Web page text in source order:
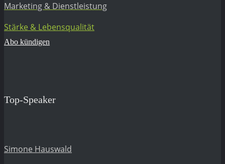
Marketing & Dienstleistung
Stärke & Lebensqualität
Abo kündigen
Top-Speaker
Simone Hauswald